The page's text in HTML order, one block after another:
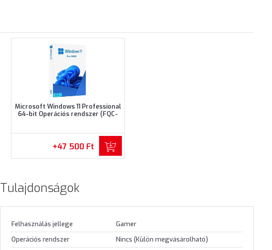
Microsoft Windows 11 Professional
64-bit Operációs rendszer (FQC-
+47 500 Ft
Tulajdonságok
Felhasználás jellege
Gamer
Operációs rendszer
Nincs (Külön megvásárolható)